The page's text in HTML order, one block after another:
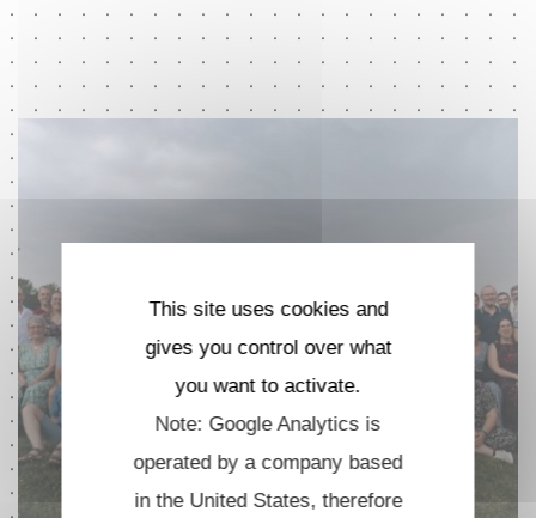
This site uses cookies and
gives you control over what
you want to activate.
Note: Google Analytics is
operated by a company based
in the United States, therefore